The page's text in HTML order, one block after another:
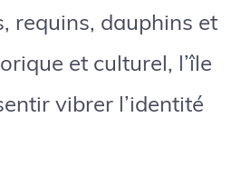
requins, dauphins et
et culturel, l’île
vibrer l’identité